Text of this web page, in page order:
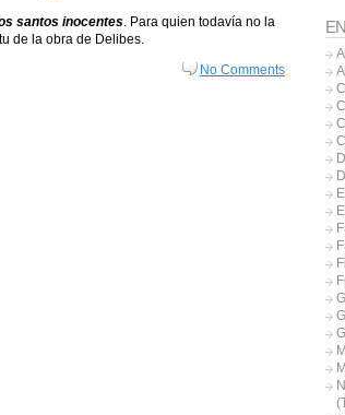
santos inocentes . Para quien todavía no la
de la obra de Delibes.
No Comments